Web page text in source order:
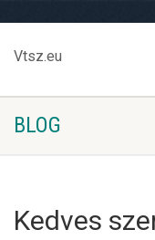
Vtsz.eu
BLOG
Kedves